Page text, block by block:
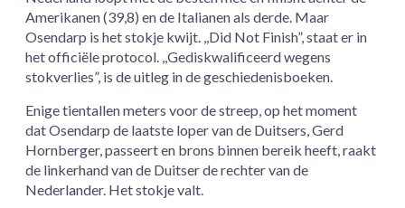
Amerikanen (39,8) en de Italianen als derde. Maar
Osendarp is het stokje kwijt. ,,Did Not Finish”, staat er in
het officiële protocol. ,,Gediskwalificeerd wegens
stokverlies”, is de uitleg in de geschiedenisboeken.
Enige tientallen meters voor de streep, op het moment
dat Osendarp de laatste loper van de Duitsers, Gerd
Hornberger, passeert en brons binnen bereik heeft, raakt
de linkerhand van de Duitser de rechter van de
Nederlander. Het stokje valt.